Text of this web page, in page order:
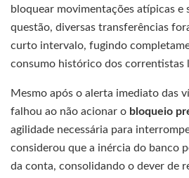
bloquear movimentações atípicas e
questão, diversas transferências
curto intervalo, fugindo
consumo histórico dos correntistas
Mesmo após o alerta imediato das
falhou ao não acionar o bloqueio
agilidade necessária para
considerou que a inércia do banco
da conta, consolidando o dever de